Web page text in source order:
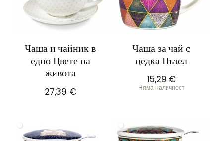
Чаша и чайник в
едно Цвете на
живота
27,39 €
Чаша за чай с
цедка Пъзел
15,29 €
Няма наличност